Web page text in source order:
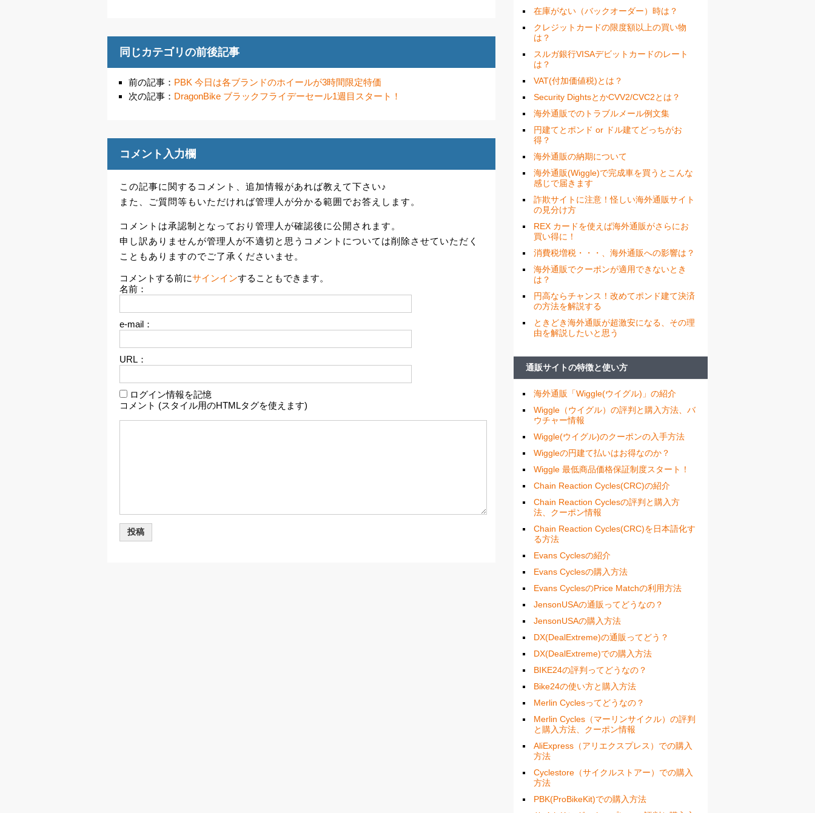
同じカテゴリの前後記事
前の記事： PBK 今日は各ブランドのホイールが3時間限定特価
次の記事： DragonBike ブラックフライデーセール1週目スタート！
コメント入力欄
この記事に関するコメント、追加情報があれば教えて下さい♪
また、ご質問等もいただければ管理人が分かる範囲でお答えします。
コメントは承認制となっており管理人が確認後に公開されます。
申し訳ありませんが管理人が不適切と思うコメントについては削除させていただく
こともありますのでご了承くださいませ。
コメントする前にサインインすることもできます。
名前：
e-mail：
URL：
ログイン情報を記憶
コメント (スタイル用のHTMLタグを使えます)
在庫がない（バックオーダー）時は？
クレジットカードの限度額以上の買い物
は？
スルガ銀行VISAデビットカードのレート
は？
VAT(付加価値税)とは？
Security DightsとかCVV2/CVC2とは？
海外通販でのトラブルメール例文集
円建てとポンド or ドル建てどっちがお
得？
海外通販の納期について
海外通販(Wiggle)で完成車を買うとこんな
感じで届きます
詐欺サイトに注意！怪しい海外通販サイト
の見分け方
REX カードを使えば海外通販がさらにお
買い得に！
消費税増税・・・、海外通販への影響は？
海外通販でクーポンが適用できないとき
は？
円高ならチャンス！改めてポンド建て決済
の方法を解説する
ときどき海外通販が超激安になる、その理
由を解説したいと思う
通販サイトの特徴と使い方
海外通販「Wiggle(ウイグル)」の紹介
Wiggle（ウイグル）の評判と購入方法、バ
ウチャー情報
Wiggle(ウイグル)のクーポンの入手方法
Wiggleの円建て払いはお得なのか？
Wiggle 最低商品価格保証制度スタート！
Chain Reaction Cycles(CRC)の紹介
Chain Reaction Cyclesの評判と購入方
法、クーポン情報
Chain Reaction Cycles(CRC)を日本語化す
る方法
Evans Cyclesの紹介
Evans Cyclesの購入方法
Evans CyclesのPrice Matchの利用方法
JensonUSAの通販ってどうなの？
JensonUSAの購入方法
DX(DealExtreme)の通販ってどう？
DX(DealExtreme)での購入方法
BIKE24の評判ってどうなの？
Bike24の使い方と購入方法
Merlin Cyclesってどうなの？
Merlin Cycles（マーリンサイクル）の評判
と購入方法、クーポン情報
AliExpress（アリエクスプレス）での購入
方法
Cyclestore（サイクルストアー）での購入
方法
PBK(ProBikeKit)での購入方法